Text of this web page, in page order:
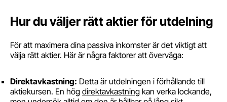
Hur du väljer rätt aktier för utdelning
För att maximera dina passiva inkomster är det viktigt att
välja rätt aktier. Här är några faktorer att överväga:
Direktavkastning: Detta är utdelningen i förhållande till
aktiekursen. En hög direktavkastning kan verka lockande,